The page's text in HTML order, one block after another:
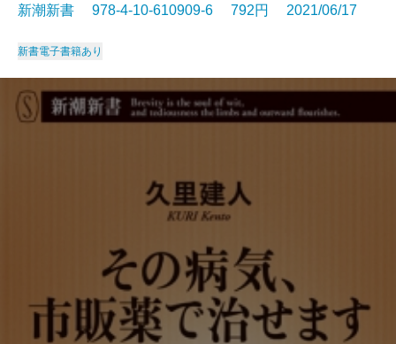
新潮新書 978-4-10-610909-6 792円 2021/06/17
新書電子書籍あり